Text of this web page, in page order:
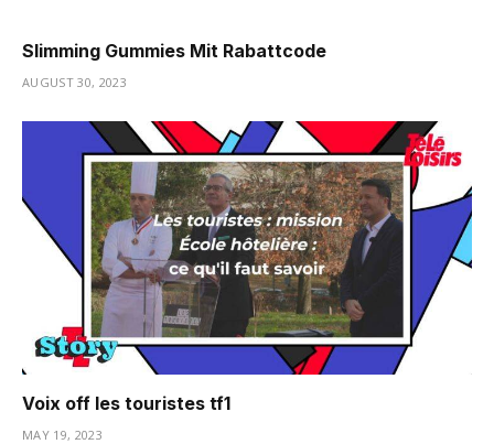
Slimming Gummies Mit Rabattcode
AUGUST 30, 2023
Voix off les touristes tf1
MAY 19, 2023